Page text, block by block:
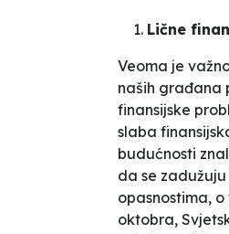
Lične
Veoma je
naših građana
finansijske
slaba
budućnosti
da se
opasnostima,
oktobra,